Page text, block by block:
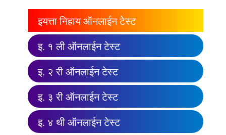
इयत्ता निहाय ऑनलाईन टेस्ट
इ. १ ली ऑनलाईन टेस्ट
इ. २ री ऑनलाईन टेस्ट
इ. ३ री ऑनलाईन टेस्ट
इ. ४ थी ऑनलाईन टेस्ट